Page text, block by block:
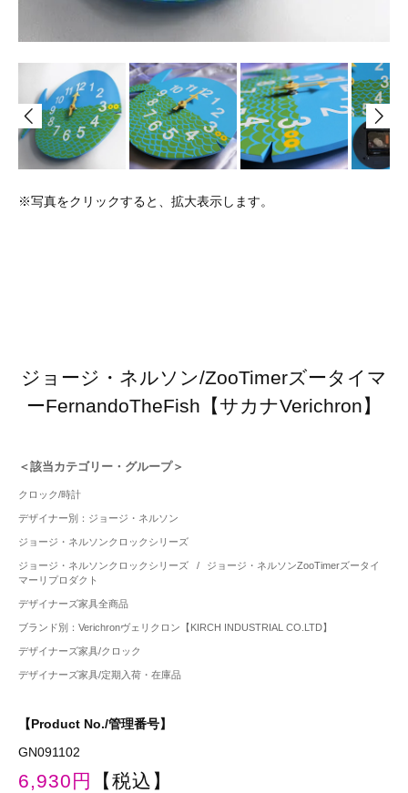
※写真をクリックすると、拡大表示します。
ジョージ・ネルソン/ZooTimerズータイマ
ーFernandoTheFish【サカナVerichron】
＜該当カテゴリー・グループ＞
クロック/時計
デザイナー別：ジョージ・ネルソン
ジョージ・ネルソンクロックシリーズ
ジョージ・ネルソンクロックシリーズ /
ジョージ・ネルソンZooTimerズータイ
マーリプロダクト
デザイナーズ家具全商品
ブランド別：Verichronヴェリクロン【KIRCH INDUSTRIAL CO.LTD】
デザイナーズ家具/クロック
デザイナーズ家具/定期入荷・在庫品
【Product No./管理番号】
GN091102
6,930円 【税込】